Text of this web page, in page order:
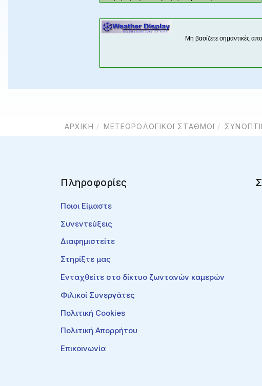
ΑΡΧΙΚΉ ΜΕΤΕΩΡΟΛΟΓΙΚΟΊ ΣΤΑΘΜΟΊ
Πληροφορίες
Ποιοι Είμαστε
Συνεντεύξεις
Διαφημιστείτε
Στηρίξτε μας
Ενταχθείτε στο δίκτυο ζωντανών καμερών
Φιλικοί Συνεργάτες
Πολιτική Cookies
Πολιτική Απορρήτου
Επικοινωνία